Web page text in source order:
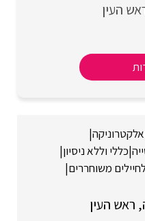
העין
|
|כללי וללא ניסיון|
משוחררים|
ראש העין